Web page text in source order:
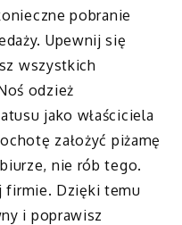
pobranie
Upewnij się
wszystkich
odzież
jako właściciela
założyć piżamę
nie rób tego.
firmie. Dzięki temu
i poprawisz